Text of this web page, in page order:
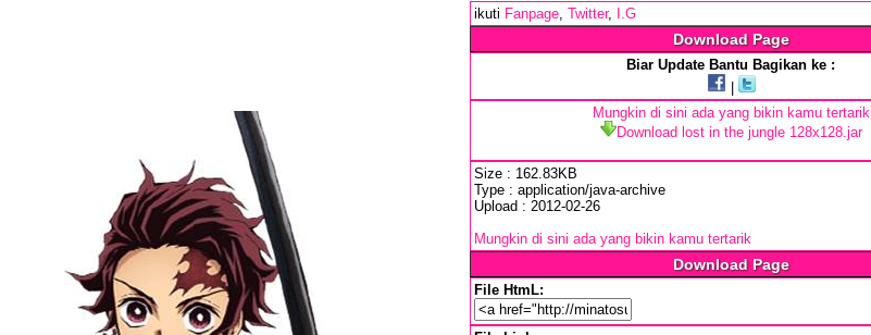
ikuti Fanpage, Twitter, I.G
Download Page
Biar Update Bantu Bagikan ke :
Mungkin di sini ada yang bikin kamu tertarik
Download lost in the jungle 128x128.jar
Size : 162.83KB
Type : application/java-archive
Upload : 2012-02-26
Mungkin di sini ada yang bikin kamu tertarik
Download Page
File HtmL: